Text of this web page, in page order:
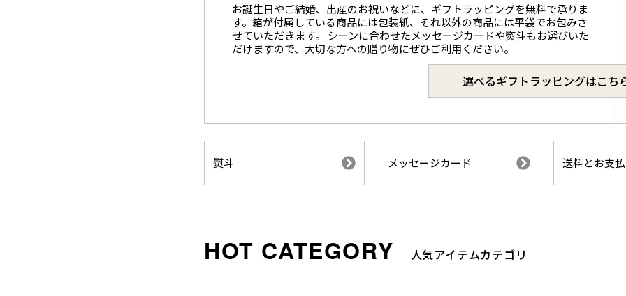
お誕生日やご結婚、出産のお祝いなどに、ギフトラッピングを無料で承りま
す。箱が付属している商品には包装紙、それ以外の商品には平袋でお包みさ
せていただきます。 シーンに合わせたメッセージカードや熨斗もお選びいた
だけますので、大切な方への贈り物にぜひご利用ください。
選べるギフトラッピングはこち
熨斗 メッセージカード 送料とお支
人気アイテムカテゴリ